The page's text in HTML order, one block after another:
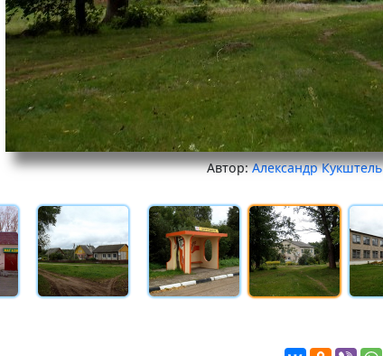
Автор:Александр Кукштель